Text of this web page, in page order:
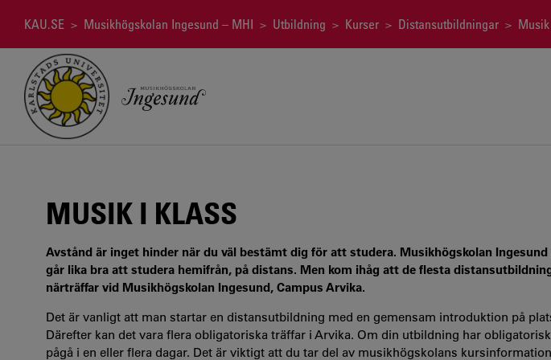
Länkstig
KAU.SE > Musikhögskolan Ingesund – MHI > Utbildning > Kurser > Distansutbildningar >
MUSIK I KLASS
Avstånd är inget hinder när du väl bestämt dig för att studera. Musikhögskolan
går lika bra att studera hemifrån, på distans. Men kom ihåg att de flesta
närträffar vid Musikhögskolan Ingesund, Campus Arvika.
Det är vanligt att man startar en distansutbildning med en gemensam introduktion på
Därefter kan det vara flera obligatoriska träffar i Arvika. Om din utbildning har
pågå i en eller flera dagar. Det är viktigt att du tar del av musikhögskolans